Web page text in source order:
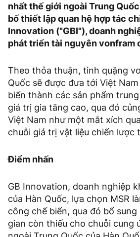
nhất thế giới ngoài Trung
bố thiết lập quan hệ hợp tác
Innovation ("GBI"), doanh
phát triển tài nguyên vonfram
Theo thỏa thuận, tinh quặng
Quốc sẽ được đưa tới Việt
biến thành các sản phẩm
giá trị gia tăng cao, qua đó
Việt Nam như một mắt xích
chuỗi giá trị vật liệu chiến lược
Điểm nhấn
GB Innovation, doanh nghiệp
của Hàn Quốc, lựa chọn MSR
công chế biến, qua đó bổ
gian còn thiếu cho chuỗi cung